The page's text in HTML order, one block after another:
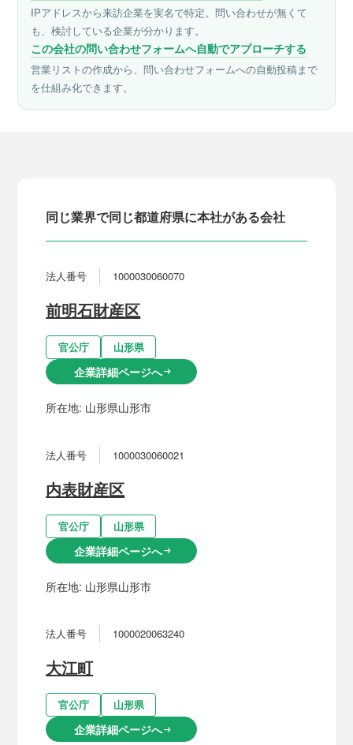
IPアドレスから来訪企業を実名で特定。問い合わせが無くて
も、検討している企業が分かります。
この会社の問い合わせフォームへ自動でアプローチする
営業リストの作成から、問い合わせフォームへの自動投稿まで
を仕組み化できます。
同じ業界で同じ都道府県に本社がある会社
法人番号 1000030060070
前明石財産区
官公庁 山形県
企業詳細ページへarrow_right_alt
所在地: 山形県山形市
法人番号 1000030060021
内表財産区
官公庁 山形県
企業詳細ページへarrow_right_alt
所在地: 山形県山形市
法人番号 1000020063240
大江町
官公庁 山形県
企業詳細ページへarrow_right_alt